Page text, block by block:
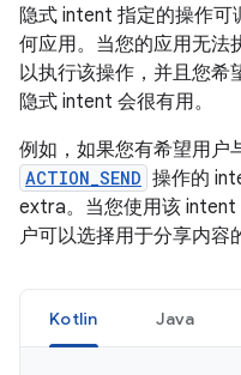
隐式 intent 指定的操作
何应用。当您的应用无法
以执行该操作，并且您希
隐式 intent 会很有用。
例如，如果您有希望用户
ACTION_SEND 操作的
extra。当您使用该 intent
户可以选择用于分享内容
Kotlin Java